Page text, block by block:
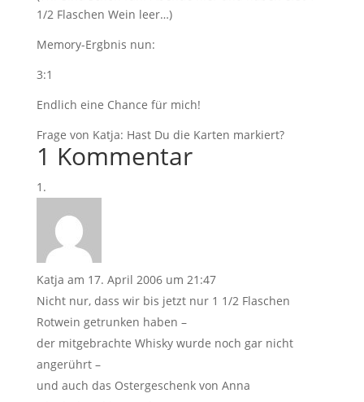
1/2 Flaschen Wein leer…)
Memory-Ergbnis nun:
3:1
Endlich eine Chance für mich!
Frage von Katja: Hast Du die Karten markiert?
1 Kommentar
Katja am 17. April 2006 um 21:47
Nicht nur, dass wir bis jetzt nur 1 1/2 Flaschen
Rotwein getrunken haben –
der mitgebrachte Whisky wurde noch gar nicht
angerührt –
und auch das Ostergeschenk von Anna